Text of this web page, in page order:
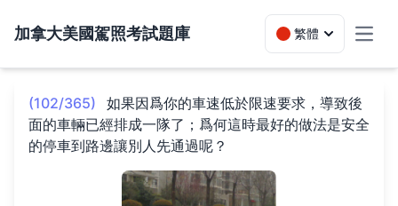
加拿大美國駕照考試題庫 繁體
(102/365)
如果因爲你的車速低於限速要求，導致後
面的車輛已經排成一隊了；爲何這時最好的做法是安全
的停車到路邊讓別人先通過呢？